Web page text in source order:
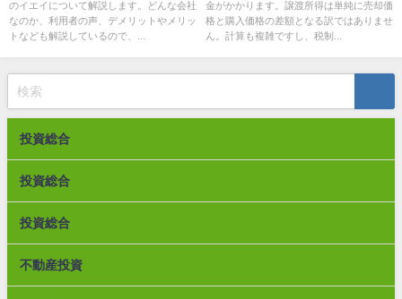
のイエイについて解説します。どんな会社
なのか、利用者の声、デメリットやメリッ
トなども解説しているので、...
金がかかります。譲渡所得は単純に売却価
格と購入価格の差額となる訳ではありませ
ん。計算も複雑ですし、税制...
投資総合
投資総合
投資総合
不動産投資